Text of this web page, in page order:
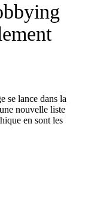
se lance dans la
nouvelle liste
en sont les